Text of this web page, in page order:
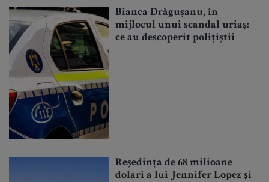
Bianca Drăgușanu, în
mijlocul unui scandal uriaș:
ce au descoperit polițiștii
Reședința de 68 milioane
dolari a lui Jennifer Lopez și